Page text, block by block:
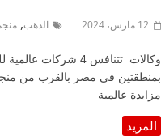
12 مارس، 2024 الذهب,
وكالات تتنافس 4
بمنطقتين في مصر بالقرب من
مزايدة عالمية